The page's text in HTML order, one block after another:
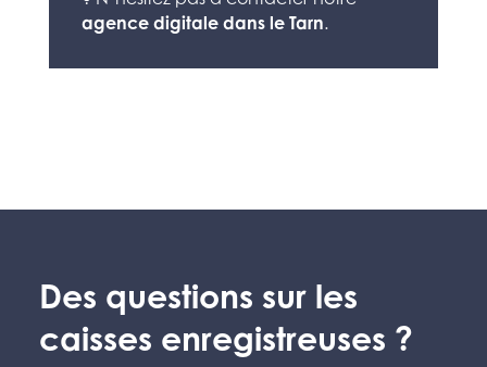
agence digitale dans le Tarn.
Des questions sur les
caisses enregistreuses ?